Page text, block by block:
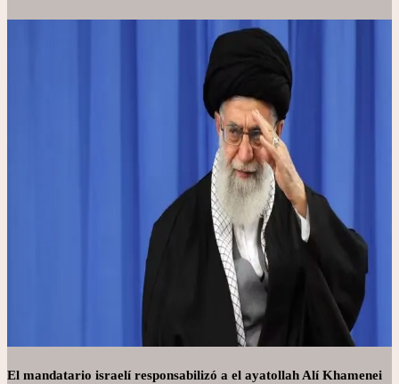
El mandatario israelí responsabilizó a el ayatollah Alí Khamenei